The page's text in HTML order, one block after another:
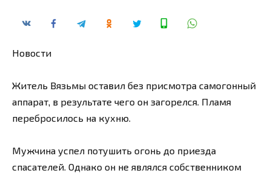
Новости
Житель Вязьмы оставил без присмотра самогонный
аппарат, в результате чего он загорелся. Пламя
перебросилось на кухню.
Мужчина успел потушить огонь до приезда
спасателей. Однако он не являлся собственником